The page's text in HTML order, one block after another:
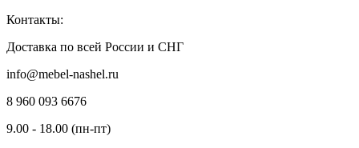
Контакты:
Доставка по всей России и СНГ
info@mebel-nashel.ru
8 960 093 6676
9.00 - 18.00 (пн-пт)